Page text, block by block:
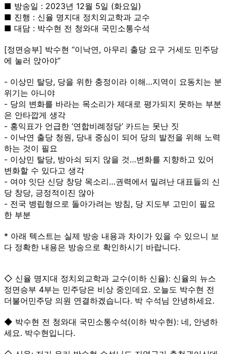
■ 방송일 : 2023년 12월 5일 (화요일)
■ 진행 : 신율 명지대 정치외교학과 교수
■ 대담 : 박수현 전 청와대 국민소통수석
[정면승부] 박수현 “이낙연, 아무리 출당 요구 거세도 민주당
에 눌러 앉아야”
- 이상민 탈당, 당을 위한 충정이라 이해…지역이 요동치는 분
위기는 아니야
- 당의 변화를 바라는 목소리가 제대로 평가되지 못하는 부분
은 안타깝게 생각
- 홍익표가 언급한 ‘연합비례정당’ 카드는 못난 짓
- 이낙연 출당 청원, 당내 중심이 되어 당의 발전을 위해 노력
하는 것이 필요
- 이상민 탈당, 방아쇠 되지 않을 것…변화를 지향하고 있어
변화할 수 있다고 생각
- 여야 잇단 신당 창당 목소리…권력에서 밀려난 대표들의 신
당 창당, 긍정적이진 않아
- 전국 병립형으로 돌아가려는 방침, 당 지도부 고민이 필요
한 부분
* 아래 텍스트는 실제 방송 내용과 차이가 있을 수 있으니 보
다 정확한 내용은 방송으로 확인하시기 바랍니다.
◇ 신율 명지대 정치외교학과 교수(이하 신율): 신율의 뉴스
정면승부 4부는 민주당은 비상 중인데요. 오늘도 박수현 전
더불어민주당 의원 연결하겠습니다. 박 수석님 안녕하세요.
◆ 박수현 전 청와대 국민소통수석(이하 박수현): 네, 안녕하
세요. 박수현입니다.